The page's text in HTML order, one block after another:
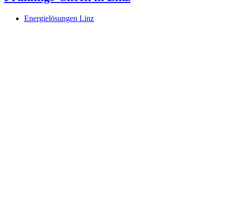
Energielösungen Linz